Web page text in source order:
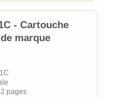
- Cartouche
marque
pages